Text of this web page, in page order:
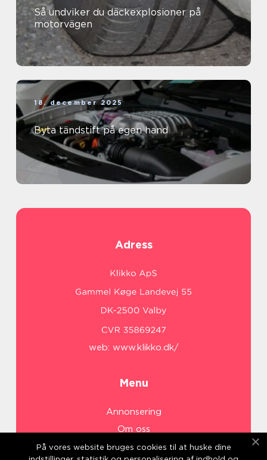
Så undviker du däckexplosioner på
motorvägen
18. december 2025
Byta tändstift på egen hand
Adress
web: www.klikko.dk/
Menu
Annonsering
Om oss
Cookies
På vores website bruges cookies til at huske dine